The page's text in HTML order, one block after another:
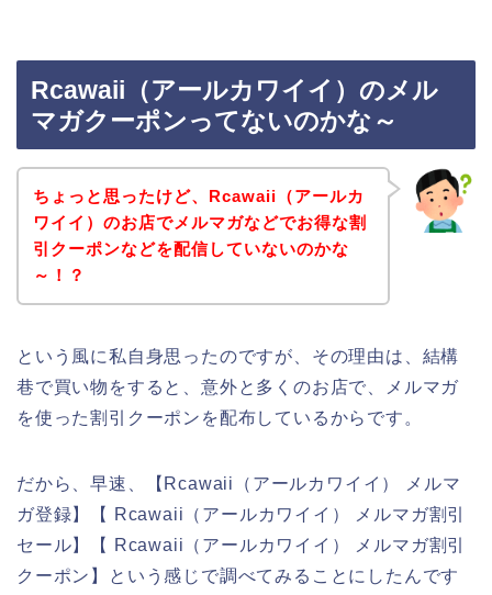
Rcawaii（アールカワイイ）のメル
マガクーポンってないのかな～
ちょっと思ったけど、Rcawaii（アールカ
ワイイ）のお店でメルマガなどでお得な割
引クーポンなどを配信していないのかな
～！？
という風に私自身思ったのですが、その理由は、結構
巷で買い物をすると、意外と多くのお店で、メルマガ
を使った割引クーポンを配布しているからです。
だから、早速、【Rcawaii（アールカワイイ） メルマ
ガ登録】【 Rcawaii（アールカワイイ） メルマガ割引
セール】【 Rcawaii（アールカワイイ） メルマガ割引
クーポン】という感じで調べてみることにしたんです